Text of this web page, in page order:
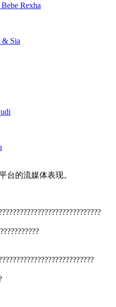
Rexha
& Sia
台的流媒体表现。